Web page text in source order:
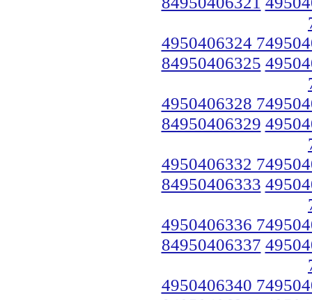
4950406324
84950406325
4950406328
84950406329
4950406332
84950406333
4950406336
84950406337
4950406340